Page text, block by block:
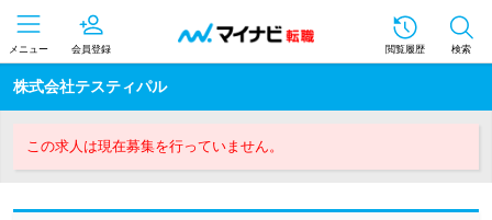
メニュー 会員登録 閲覧履歴 検索
株式会社テスティパル
この求人は現在募集を行っていません。